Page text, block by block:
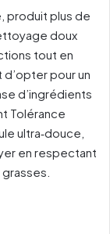
produit plus de
doux
tout en
pour un
d’ingrédients
Tolérance
ultra‑douce,
en respectant